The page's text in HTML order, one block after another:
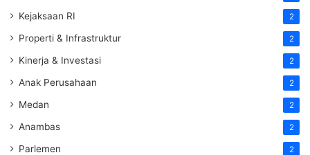
Kejaksaan RI 2
Properti & Infrastruktur 2
Kinerja & Investasi 2
Anak Perusahaan 2
Medan 2
Anambas 2
Parlemen 2